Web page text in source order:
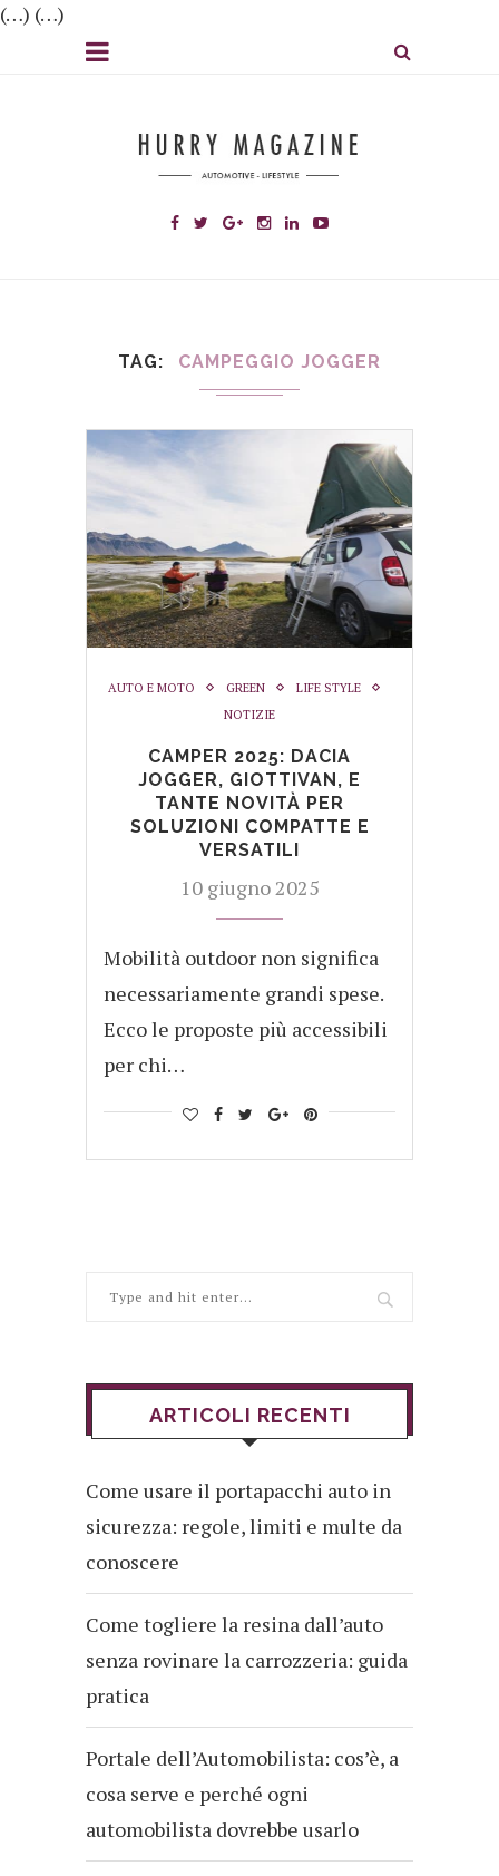
(…) (…)
TAG CAMPEGGIO JOGGER
AUTO E MOTO GREEN
LIFE STYLE
NOTIZIE
CAMPER 2025: DACIA
JOGGER, GIOTTIVAN, E
TANTE NOVITÀ PER
SOLUZIONI COMPATTE E
VERSATILI
10 giugno 2025
Mobilità outdoor non significa
necessariamente grandi spese.
Ecco le proposte più accessibili
per chi…
ARTICOLI RECENTI
Come usare il portapacchi auto in
sicurezza: regole, limiti e multe da
conoscere
Come togliere la resina dall’auto
senza rovinare la carrozzeria: guida
pratica
Portale dell’Automobilista: cos’è, a
cosa serve e perché ogni
automobilista dovrebbe usarlo